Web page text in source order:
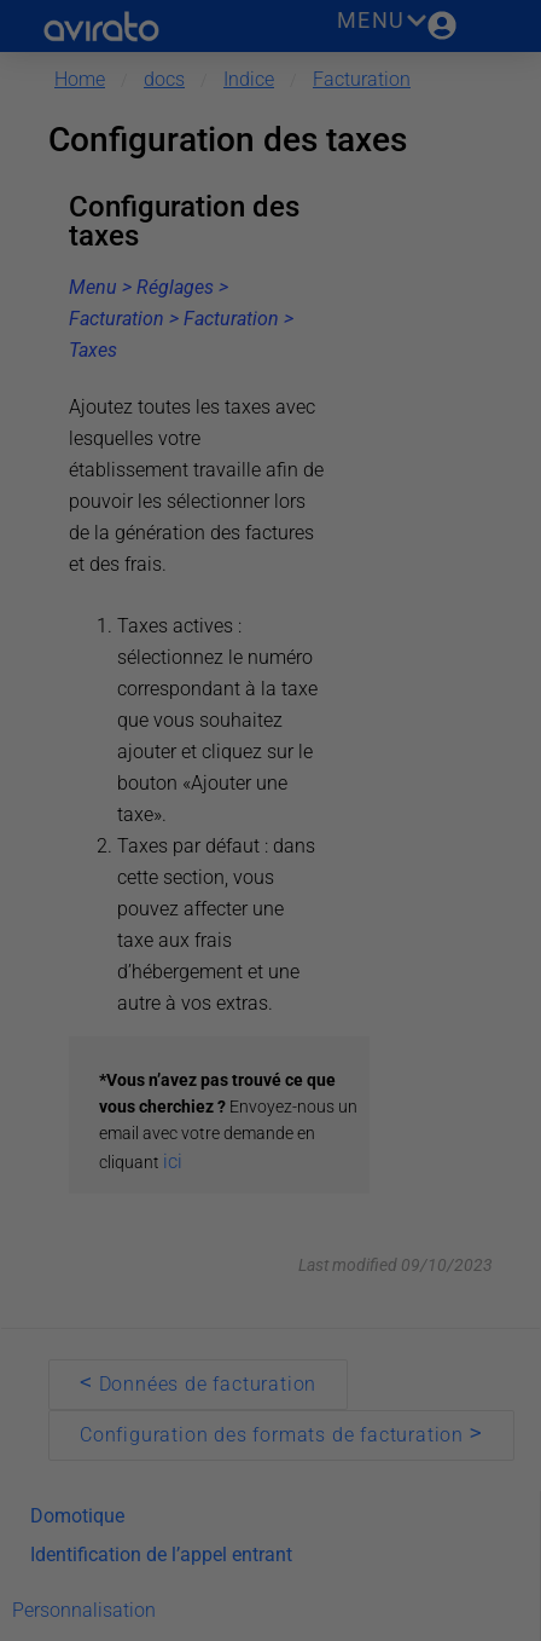
MENU
Extras réservations
Mentions légales
Outils d’Avirato
Fidélisation
Réception automatique
AviScan
Enregistrement des voyageurs
Page Enregistrement clients
Contrôle de la journée de travail
Intégration Avirato
Configuration
Utilise ton adresse email dans le PMS
Utilise ton adresse Gmail dans le PMS
Utilise ton adresse Hotmail, Outlook ou MSN dans le
Guide de démarrage pour les utilisateurs :
Automatisations et campagnes d’email
Guide de démarrage pour les designeurs :
Statistiques
Messagerie
Lecteur de documents
Modèle 179
Domotique
Identification de l’appel entrant
Personnalisation
Home docs Indice Facturation
Configuration des taxes
Configuration des
taxes
Menu > Réglages >
Facturation > Facturation >
Taxes
Ajoutez toutes les taxes avec
lesquelles votre
établissement travaille afin de
pouvoir les sélectionner lors
de la génération des factures
et des frais.
Taxes actives :
sélectionnez le numéro
correspondant à la taxe
que vous souhaitez
ajouter et cliquez sur le
bouton «Ajouter une
taxe».
Taxes par défaut : dans
cette section, vous
pouvez affecter une
taxe aux frais
d’hébergement et une
autre à vos extras.
*Vous n’avez pas trouvé ce que
vous cherchiez ? Envoyez-nous un
email avec votre demande en
cliquant ici
Last modified 09/10/2023
Doc
< Données de facturation​
Configuration des formats de facturation >